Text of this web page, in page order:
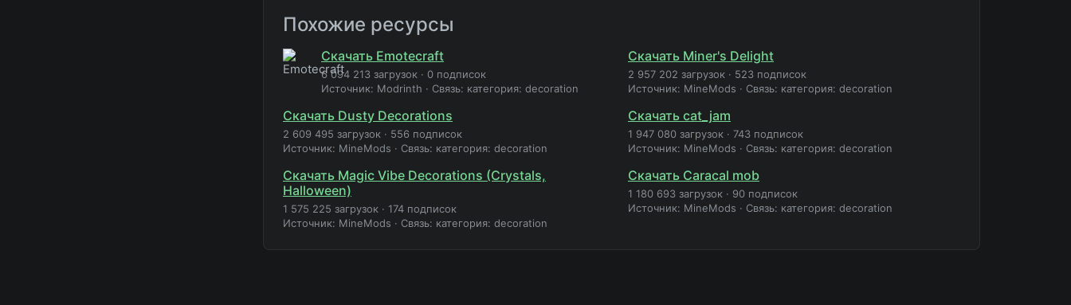
Похожие ресурсы
Скачать Emotecraft
6 094 213 загрузок · 0 подписок
Источник: Modrinth · Связь: категория: decoration
Скачать Miner's Delight
2 957 202 загрузок · 523 подписок
Источник: MineMods · Связь: категория: decoration
Скачать Dusty Decorations
2 609 495 загрузок · 556 подписок
Источник: MineMods · Связь: категория: decoration
Скачать cat_jam
1 947 080 загрузок · 743 подписок
Источник: MineMods · Связь: категория: decoration
Скачать Magic Vibe Decorations (Crystals,
Halloween)
1 575 225 загрузок · 174 подписок
Источник: MineMods · Связь: категория: decoration
Скачать Caracal mob
1 180 693 загрузок · 90 подписок
Источник: MineMods · Связь: категория: decoration